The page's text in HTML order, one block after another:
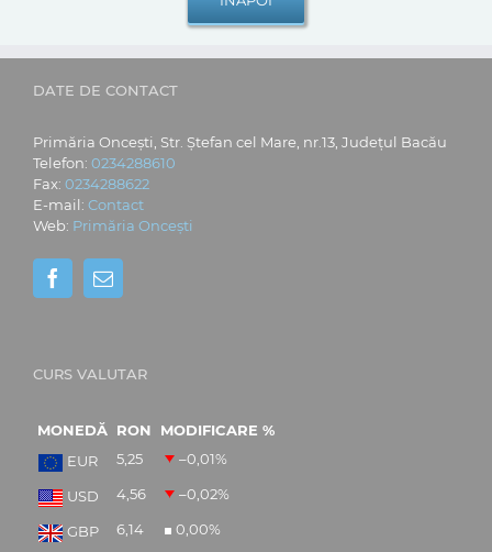
DATE DE CONTACT
Primăria Oncești, Str. Ștefan cel Mare, nr.13, Județul Bacău
Telefon: 0234288610
Fax: 0234288622
E-mail: Contact
Web: Primăria Oncești
CURS VALUTAR
MONEDĂ RON
MODIFICARE %
EUR
5,25 –0,01%
USD 4,56 –0,02%
GBP 6,14 0,00%